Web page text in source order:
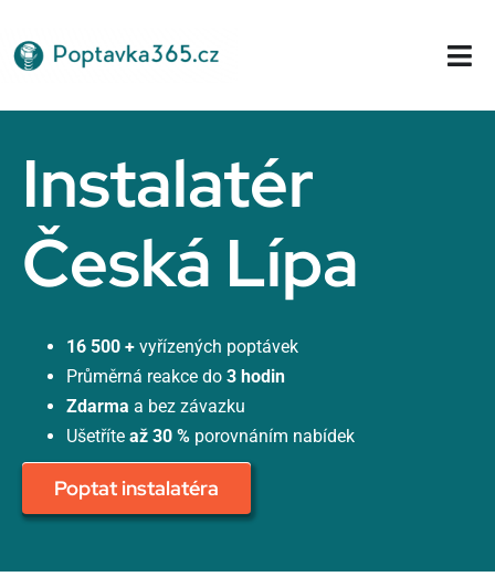
na
obsah
Instalatér
Česká Lípa
16 500 + vyřízených poptávek
Průměrná reakce do 3 hodin
Zdarma a bez závazku
Ušetříte až 30 %porovnáním nabídek
Poptat instalatéra